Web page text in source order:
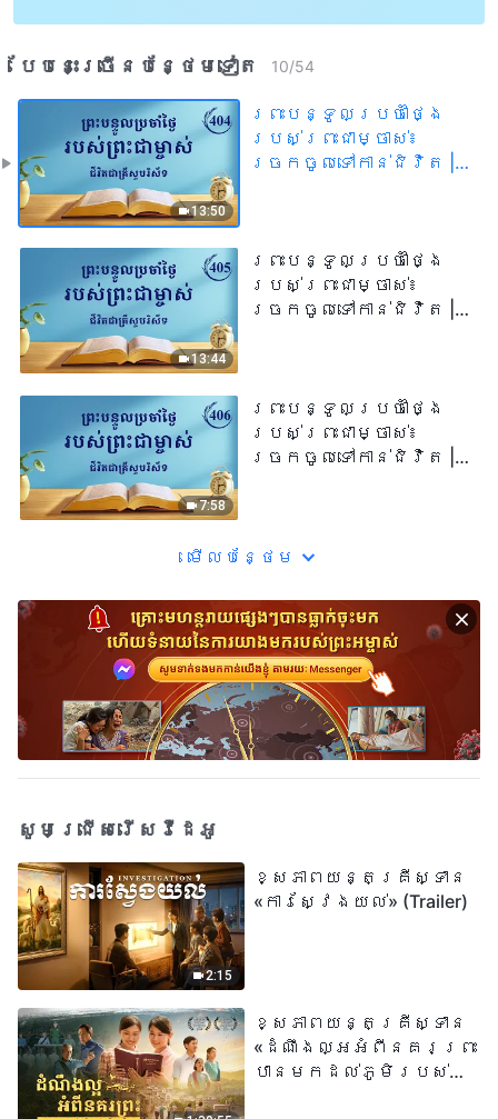
បែបនេះ​ច្រើនបន្ថែម​ទៀត​ 10/54
13:50
ព្រះបន្ទូលប្រចាំថ្ងៃ
របស់ព្រះជាម្ចាស់៖
ច្រកចូលទៅកាន់ជិវិត |
13:44
ព្រះបន្ទូលប្រចាំថ្ងៃ
របស់ព្រះជាម្ចាស់៖
ច្រកចូលទៅកាន់ជិវិត |
7:58
ព្រះបន្ទូលប្រចាំថ្ងៃ
របស់ព្រះជាម្ចាស់៖
ច្រកចូលទៅកាន់ជិវិត |
មើល​​បន្ថែម​
សូមជ្រើសរើសវីដេអូ
2:15
ខ្សែភាពយន្តគ្រីស្ទាន
«ការស្វែងយល់» (Trailer)
ខ្សែភាពយន្តគ្រីស្ទាន
«ដំណឹងល្អអំពីនគរព្រះ
បានមកដល់​ភូមិរបស់